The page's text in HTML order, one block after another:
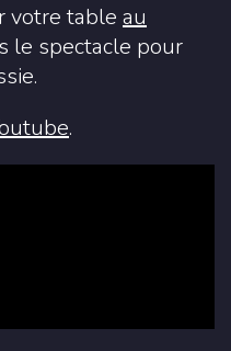
votre table au
le spectacle pour
.